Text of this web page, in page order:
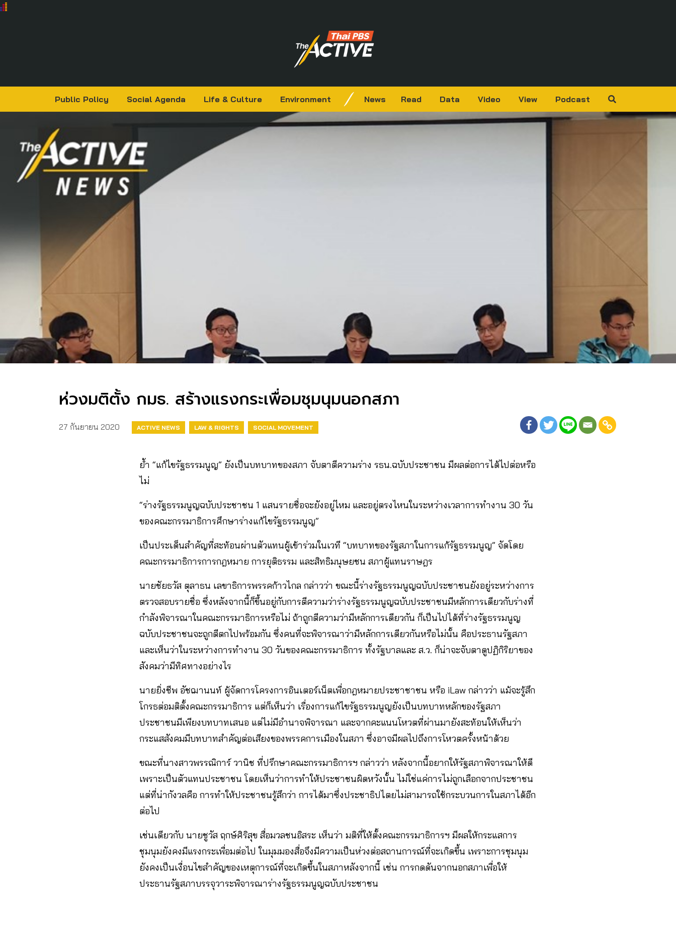
Public Policy Social Agenda Life & Culture Environment News Read Data Video View Podcast
ห่วงมติตั้ง กมธ. สร้างแรงกระเพื่อมชุมนุมนอกสภา
27 กันยายน 2020 ACTIVE NEWS LAW & RIGHTS SOCIAL MOVEMENT
ย้ำ “แก้ไขรัฐธรรมนูญ” ยังเป็นบทบาทของสภา จับตาตีความร่าง รธน.ฉบับประชาชน มีผลต่อการได้ไปต่อหรือ
ไม่
“ร่างรัฐธรรมนูญฉบับประชาชน 1 แสนรายชื่อจะยังอยู่ไหม และอยู่ตรงไหนในระหว่างเวลาการทำงาน 30 วัน
ของคณะกรรมาธิการศึกษาร่างแก้ไขรัฐธรรมนูญ”
เป็นประเด็นสำคัญที่สะท้อนผ่านตัวแทนผู้เข้าร่วมในเวที “บทบาทของรัฐสภาในการแก้รัฐธรรมนูญ” จัดโดย
คณะกรรมาธิการการกฎหมาย การยุติธรรม และสิทธิมนุษยชน สภาผู้แทนราษฎร
นายชัยธวัส ตุลาธน เลขาธิการพรรคก้าวไกล กล่าวว่า ขณะนี้ร่างรัฐธรรมนูญฉบับประชาชนยังอยู่ระหว่างการ
ตรวจสอบรายชื่อ ซึ่งหลังจากนี้ก็ขึ้นอยู่กับการตีความว่าร่างรัฐธรรมนูญฉบับประชาชนมีหลักการเดียวกับร่างที่
กำลังพิจารณาในคณะกรรมาธิการหรือไม่ ถ้าถูกตีความว่ามีหลักการเดียวกัน ก็เป็นไปได้ที่ร่างรัฐธรรมนูญ
ฉบับประชาชนจะถูกตีตกไปพร้อมกัน ซึ่งคนที่จะพิจารณาว่ามีหลักการเดียวกันหรือไม่นั้น คือประธานรัฐสภา
และเห็นว่าในระหว่างการทำงาน 30 วันของคณะกรรมาธิการ ทั้งรัฐบาลและ ส.ว. ก็น่าจะจับตาดูปฏิกิริยาของ
สังคมว่ามีทิศทางอย่างไร
นายยิ่งชีพ อัชฌานนท์ ผู้จัดการโครงการอินเตอร์เน็ตเพื่อกฎหมายประชาชาชน หรือ iLaw กล่าวว่า แม้จะรู้สึก
โกรธต่อมติตั้งคณะกรรมาธิการ แต่ก็เห็นว่า เรื่องการแก้ไขรัฐธรรมนูญยังเป็นบทบาทหลักของรัฐสภา
ประชาชนมีเพียงบทบาทเสนอ แต่ไม่มีอำนาจพิจารณา และจากคะแนนโหวตที่ผ่านมายังสะท้อนให้เห็นว่า
กระแสสังคมมีบทบาทสำคัญต่อเสียงของพรรคการเมืองในสภา ซึ่งอาจมีผลไปถึงการโหวตครั้งหน้าด้วย
ขณะที่นางสาวพรรณิการ์ วานิช ที่ปรึกษาคณะกรรมาธิการฯ กล่าวว่า หลังจากนี้อยากให้รัฐสภาพิจารณาให้ดี
เพราะเป็นตัวแทนประชาชน โดยเห็นว่าการทำให้ประชาชนผิดหวังนั้น ไม่ใช่แค่การไม่ถูกเลือกจากประชาชน
แต่ที่น่ากังวลคือ การทำให้ประชาชนรู้สึกว่า การได้มาซึ่งประชาธิปไตยไม่สามารถใช้กระบวนการในสภาได้อีก
ต่อไป
เช่นเดียวกับ นายชูวัส ฤกษ์ศิริสุข สื่อมวลชนอิสระ เห็นว่า มติที่ให้ตั้งคณะกรรมาธิการฯ มีผลให้กระแสการ
ชุมนุมยังคงมีแรงกระเพื่อมต่อไป ในมุมมองสื่อจึงมีความเป็นห่วงต่อสถานการณ์ที่จะเกิดขึ้น เพราะการชุมนุม
ยังคงเป็นเงื่อนไขสำคัญของเหตุการณ์ที่จะเกิดขึ้นในสภาหลังจากนี้ เช่น การกดดันจากนอกสภาเพื่อให้
ประธานรัฐสภาบรรจุวาระพิจารณาร่างรัฐธรรมนูญฉบับประชาชน